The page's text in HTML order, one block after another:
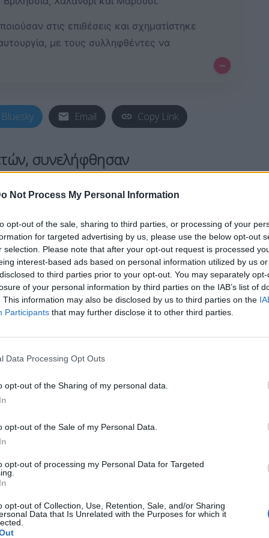
Not Process My Personal Information
opt-out of the sale, sharing to third parties, or processing of your
for targeted advertising by us, please use the below opt-out
selection. Please note that after your opt-out request is processed
interest-based ads based on personal information utilized by us
to third parties prior to your opt-out. You may separately
of your personal information by third parties on the IAB’s list of
This information may also be disclosed by us to third parties on the
Participants that may further disclose it to other third parties.
Data Processing Opt Outs
opt-out of the Sharing of my personal data.
opt-out of the Sale of my Personal Data.
opt-out of processing my Personal Data for Targeted
opt-out of Collection, Use, Retention, Sale, and/or Sharing
Data that Is Unrelated with the Purposes for which it
στις επιθέσεις και σχηματίστηκε
με τους συλληφθέντες να
–
Bluesky Email Copy Link
συνελήφθησαν
σε βάρος υπαλλήλων mini-market,
υποθέσεις. Ειδικότερα,
δύο νεαρούς ηλικίας 20
στην περιοχή της
φέρονται να διέπρατταν
στα Βόρεια Προάστια
ίδιας ημέρας οι δύο νεαροί προσέγγισαν
ο 16χρονος, κάνοντας χρήση σωματικής
ποσό από υπάλληλο.
δράστες διέφυγαν, με τον 20χρονο να έχει
της Ομάδας ΔΙ.ΑΣ., οι οποίοι εντόπισαν
και τους οδήγησαν στις αρμόδιες αρχές. Κατά
ως δράστες σε ακόμη τρεις
συγκεκριμένα σε Βριλήσσια, Χαλάνδρι και